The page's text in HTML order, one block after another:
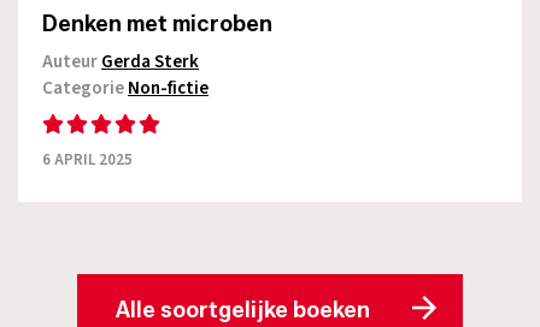
Denken met microben
AuteurGerda Sterk
CategorieNon-fictie
6 APRIL 2025
Alle soortgelijke boeken